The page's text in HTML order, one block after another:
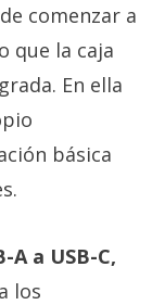
comenzar a
que la caja
En ella
básica
A a USB-C,
los